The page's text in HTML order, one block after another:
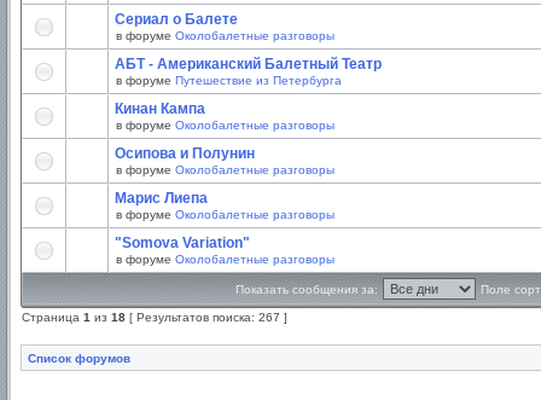
Сериал о Балете
в форуме Околобалетные разговоры
АБТ - Американский Балетный Театр
в форуме Путешествие из Петербурга
Кинан Кампа
в форуме Околобалетные разговоры
Осипова и Полунин
в форуме Околобалетные разговоры
Марис Лиепа
в форуме Околобалетные разговоры
"Somova Variation"
в форуме Околобалетные разговоры
Показать сообщения за: Поле
Страница 1 из 18 [ Результатов поиска: 267 ]
Список форумов